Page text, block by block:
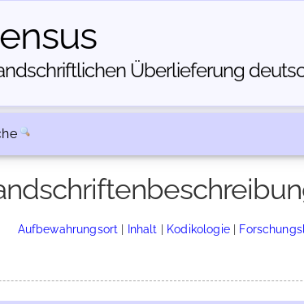
Über­lieferung
Aufbewahrungsort | Inhalt | Kodikologie|